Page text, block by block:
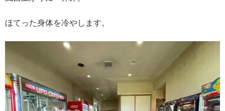
ほてった身体を冷やします。